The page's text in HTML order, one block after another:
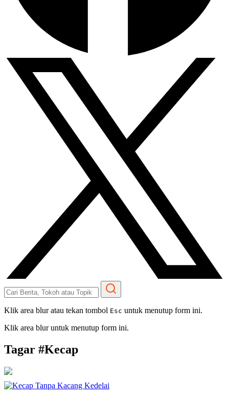
Klik area blur atau tekan tombol Esc untuk menutup form ini.
Klik area blur untuk menutup form ini.
Tagar #Kecap